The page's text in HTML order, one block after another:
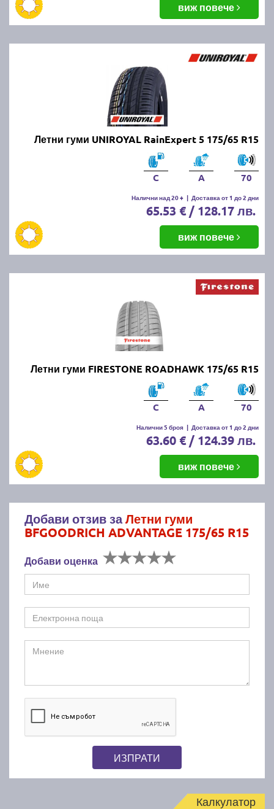
виж повече
Летни гуми UNIROYAL RainExpert 5 175/65 R15
C A 70
Налични над 20 + | Доставка от 1 до 2 дни
65.53 € / 128.17 лв.
виж повече
Летни гуми FIRESTONE ROADHAWK 175/65 R15
C A 70
Налични 5 броя | Доставка от 1 до 2 дни
63.60 € / 124.39 лв.
виж повече
Добави отзив заЛетни гуми
BFGOODRICH ADVANTAGE 175/65 R15
Добави оценка
ИЗПРАТИ
Калкулатор